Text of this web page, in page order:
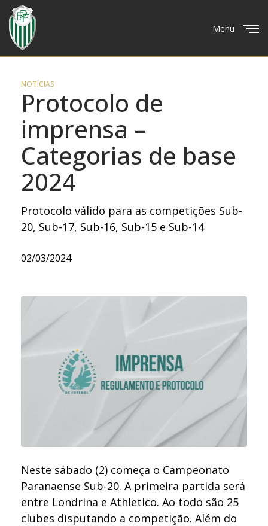
Menu
NOTÍCIAS
Protocolo de
imprensa –
Categorias de base
2024
Protocolo válido para as competições Sub-
20, Sub-17, Sub-16, Sub-15 e Sub-14
02/03/2024
Neste sábado (2) começa o Campeonato
Paranaense Sub-20. A primeira partida será
entre Londrina e Athletico. Ao todo são 25
clubes disputando a competição. Além do